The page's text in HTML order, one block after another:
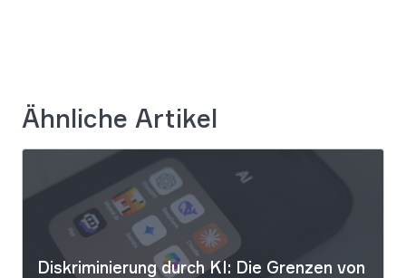
Ähnliche Artikel
Diskriminierung durch KI: Die Grenzen von